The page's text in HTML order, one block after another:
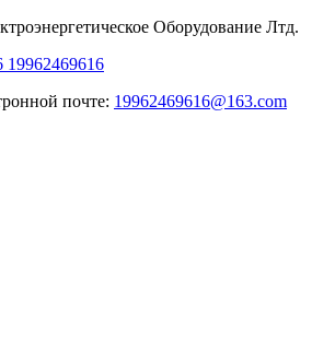
Оборудование Лтд.
19962469616
почте: 19962469616@163.com